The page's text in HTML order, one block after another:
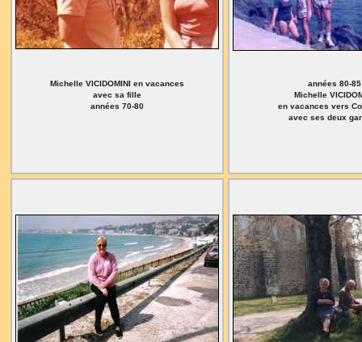
Michelle VICIDOMINI en vacances
avec sa fille
années 70-80
années 80-85
Michelle
en vacances vers
avec ses deux